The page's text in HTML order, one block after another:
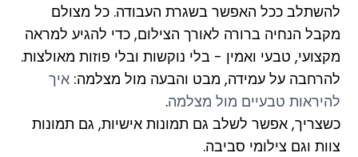
להשתלב ככל האפשר בשגרת העבודה. כל מצולם
מקבל הנחיה ברורה לאורך הצילום, כדי להגיע למראה
מקצועי, טבעי ואמין - בלי נוקשות ובלי פוזות מאולצות.
להרחבה על עמידה, מבט והבעה מול מצלמה:איך
להיראות טבעיים מול מצלמה.
כשצריך, אפשר לשלב גם תמונות אישיות, גם תמונות
צוות וגם צילומי סביבה.